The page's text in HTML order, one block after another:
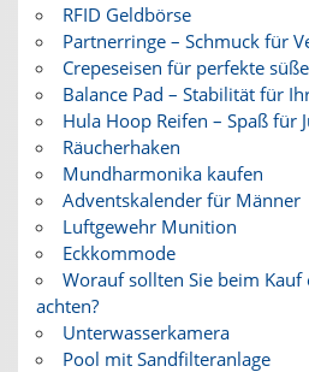
RFID Geldbörse
Partnerringe – Schmuck für
Crepeseisen für perfekte
Balance Pad – Stabilität für
Hula Hoop Reifen – Spaß für
Räucherhaken
Mundharmonika kaufen
Adventskalender für Männer
Luftgewehr Munition
Eckkommode
Worauf sollten Sie beim Kauf
achten?
Unterwasserkamera
Pool mit Sandfilteranlage